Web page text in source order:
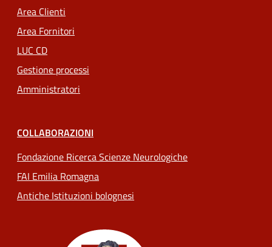
Area Clienti
Area Fornitori
LUC CD
Gestione processi
Amministratori
COLLABORAZIONI
Fondazione Ricerca Scienze Neurologiche
FAI Emilia Romagna
Antiche Istituzioni bolognesi